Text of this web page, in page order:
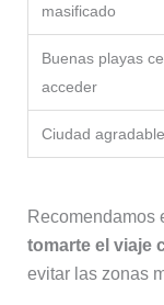
masificado
Buenas playas
acceder
Ciudad
Recomendamos
tomarte el viaje
evitar las zonas